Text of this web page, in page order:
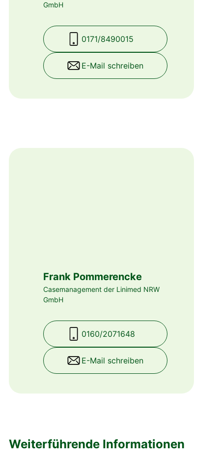
GmbH
0171/8490015
E-Mail schreiben
Frank Pommerencke
Casemanagement der Linimed NRW
GmbH
0160/2071648
E-Mail schreiben
Weiterführende Informationen